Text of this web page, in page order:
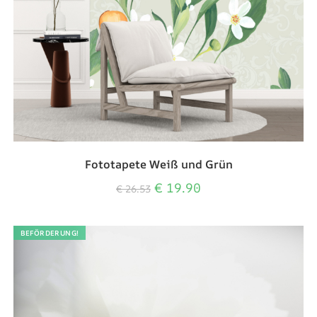
Fototapete Weiß und Grün
€26.53 € 19.90
BEFÖRDERUNG!